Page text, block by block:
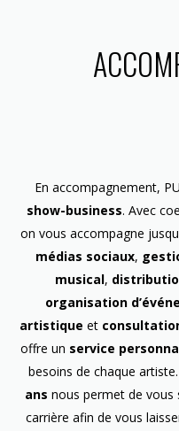
En accompagnement,
show-business. Avec
on vous accompagne
médias sociaux,
musical,
organisation
artistique et
offre un service
besoins de chaque
ans nous permet de vous
carrière afin de vous